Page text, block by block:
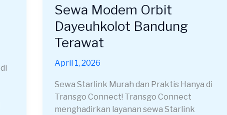
Sewa Modem Orbit
Dayeuhkolot Bandung
Terawat
April 1, 2026
Sewa Starlink Murah dan Praktis Hanya di
Transgo Connect! Transgo Connect
menghadirkan layanan sewa Starlink
Sewa
Modem
Orbit
Dayeuhkolot
Terawat